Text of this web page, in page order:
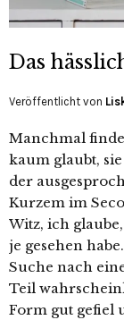
Das
Veröffentlicht von
Manchmal
kaum glaubt,
der
Kurzem im
Witz, ich
je gesehen
Suche nach
Teil
Form gut gefiel